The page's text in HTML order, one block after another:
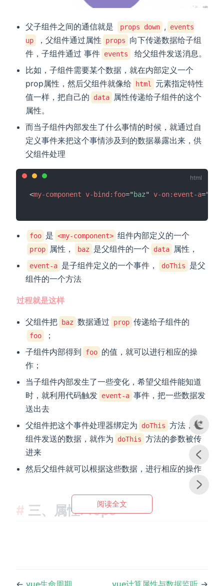
父子组件之间的通信就是 props down ,
events
up
，父组件通过属性 props
向下传递数据给子组
件，子组件通过 事件 events
给父组件发送消息。
比如，子组件需要某个数据，就在内部定义一个
prop属性，然后父组件就像给
html
元素指定特性
值一样，把自己的
data
属性传递给子组件的这个
属性。
而当子组件内部发生了什么事情的时候，就通过自
定义事件来把这个事情涉及到的数据暴露出来，供
父组件处理
<my-component v-bind: foo=" baz" v-on: event-a="
foo 是 <my-component> 组件内部定义的一个
prop 属性， baz 是父组件的一个 data 属性，
event-a 是子组件定义的一个事件， doThis
是父
组件的一个方法
过程就是这样
父组件把 baz 数据通过 prop 传递给子组件的
foo
；
子组件内部得到
foo 的值，就可以进行相应的操
作；
当子组件内部发生了一些变化，希望父组件能知道
时，就利用代码触发 event-a 事件，把一些数据发
送出去
父组件把这个事件处理器绑定为
doThis 方法，子
组件发送的数据，就作为
doThis 方法的参数被传
进来
然后父组件就可以根据这些数据，进行相应的操作
三、属性Props
阅读全文
← vue生命周期 vue计算属性与数据监听 →